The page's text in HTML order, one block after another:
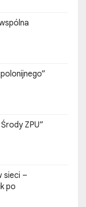
ZPU”
sieci –
po